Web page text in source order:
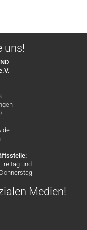
uns!
und
Medien!